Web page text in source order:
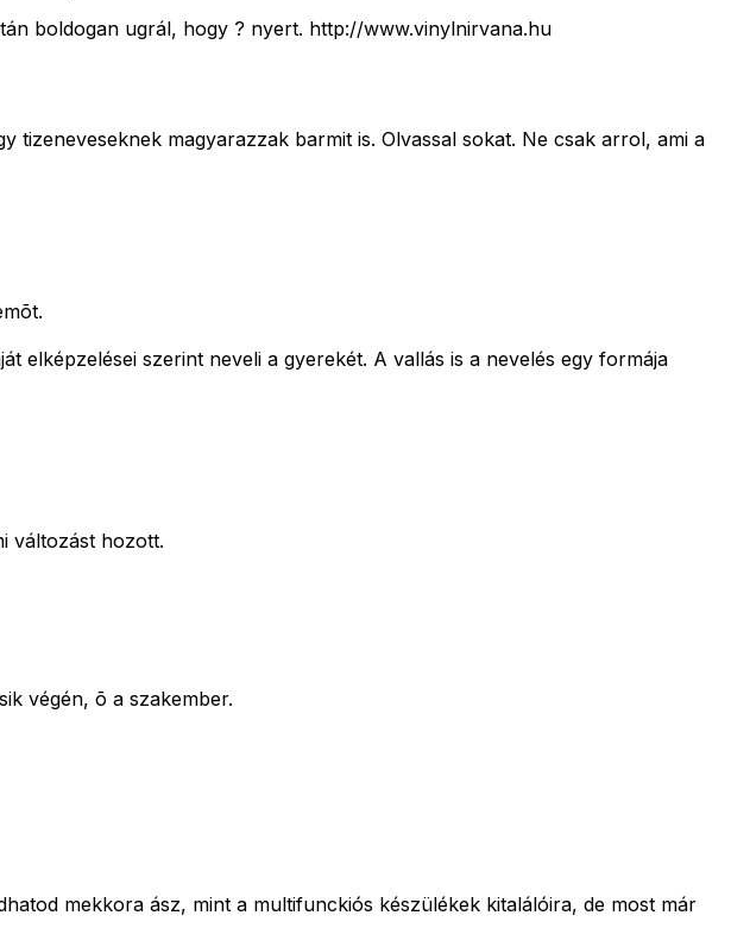
boldogan ugrál, hogy ? nyert. http://www.vinylnirvana.hu
magyarazzak barmit is. Olvassal sokat. Ne csak arrol, ami a
elképzelései szerint neveli a gyerekét. A vallás is a nevelés egy formája
változást hozott.
végén, õ a szakember.
mekkora ász, mint a multifunckiós készülékek kitalálóira, de most már